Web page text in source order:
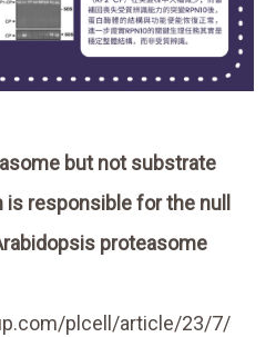
but not substrate
responsible for the null
proteasome
plcell/article/23/7/